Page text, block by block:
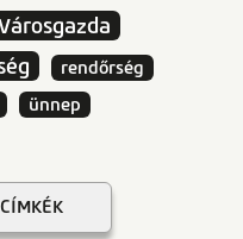
rendőrség
ünnep